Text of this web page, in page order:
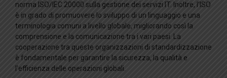
norma ISO/IEC 20000 sulla gestione dei servizi IT. Inoltre, l’ISO
è in grado di promuovere lo sviluppo di un linguaggio e una
terminologia comuni a livello globale, migliorando così la
comprensione e la comunicazione tra i vari paesi. La
cooperazione tra queste organizzazioni di standardizzazione
è fondamentale per garantire la sicurezza, la qualità e
l’efficienza delle operazioni globali.